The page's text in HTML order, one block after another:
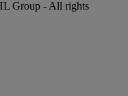
Group - All rights